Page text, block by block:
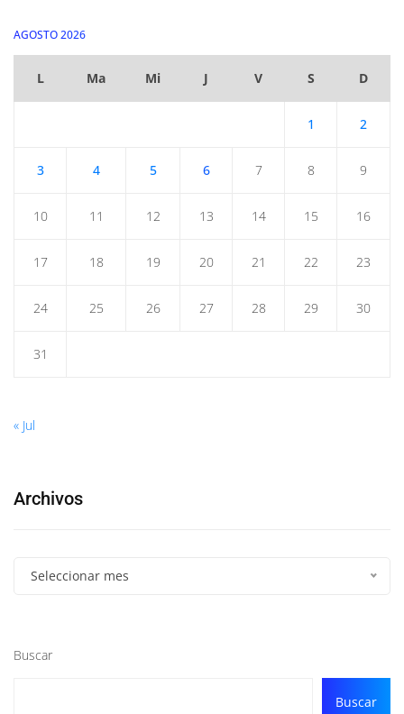
AGOSTO 2026
L Ma Mi J V S D
1 2
3 4 5 6 7 8 9
10 11 12 13 14 15 16
17 18 19 20 21 22 23
24 25 26 27 28 29 30
31
« Jul
Archivos
Seleccionar mes
Buscar
Buscar